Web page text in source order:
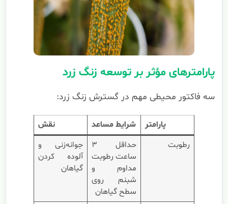
پارامترهای مؤثر بر توسعه زنگ زرد
سه فاکتور محیطی مهم در گسترش زنگ زرد:
پارامتر شرایط مساعد
نقش
رطوبت
حداقل ۳
ساعت رطوبت
مداوم و
شبنم روی
سطح گیاهان
جوانه‌زنی و
آلوده کردن
گیاهان